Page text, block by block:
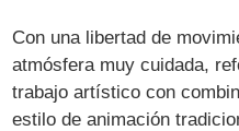
Con una libertad de
atmósfera muy cuidada,
trabajo artístico con
estilo de animación